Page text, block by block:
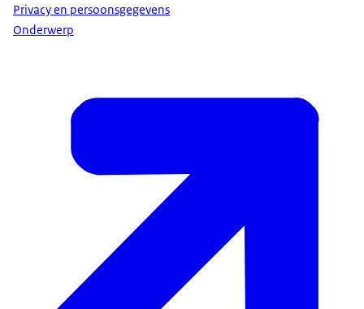
Privacy en persoonsgegevens
Onderwerp